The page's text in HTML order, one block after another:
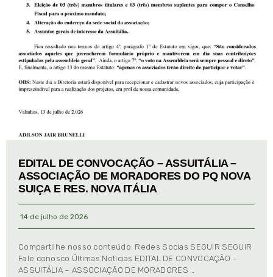
EDITAL DE CONVOCAÇÃO – ASSUITÁLIA –
ASSOCIAÇÃO DE MORADORES DO PQ NOVA
SUIÇA E RES. NOVA ITÁLIA
14 de julho de 2026
Compartilhe nosso conteúdo: Redes Socias SEGUIR SEGUIR
Fale conosco Últimas Notícias EDITAL DE CONVOCAÇÃO –
ASSUITÁLIA – ASSOCIAÇÃO DE MORADORES …